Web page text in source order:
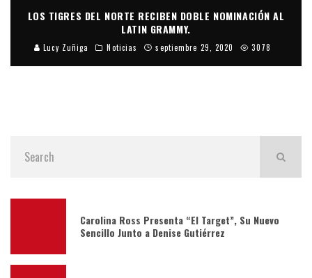
LOS TIGRES DEL NORTE RECIBEN DOBLE NOMINACIÓN AL
LATIN GRAMMY.
Lucy Zuñiga Noticias septiembre 29, 2020 3078
Carolina Ross Presenta “El Target”, Su Nuevo
Sencillo Junto a Denise Gutiérrez